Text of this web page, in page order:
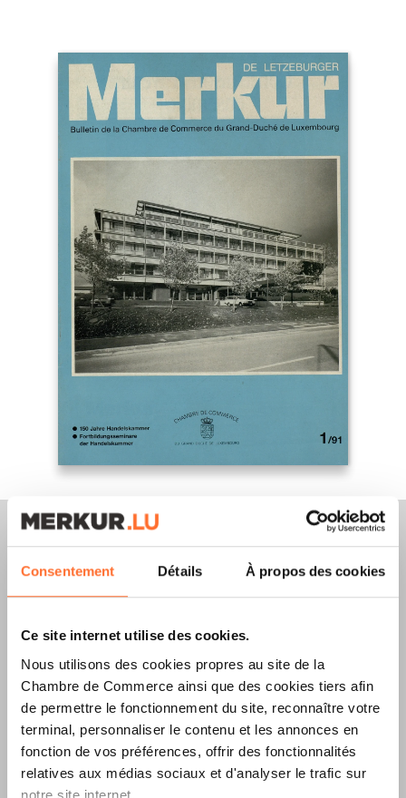
Consentement Détails À propos des cookies
Ce site internet utilise des cookies.
Nous utilisons des cookies propres au site de la
Chambre de Commerce ainsi que des cookies tiers afin
de permettre le fonctionnement du site, reconnaître votre
terminal, personnaliser le contenu et les annonces en
fonction de vos préférences, offrir des fonctionnalités
relatives aux médias sociaux et d'analyser le trafic sur
notre site internet.
Merkur Magazine
L’ÉDITIONÉTÉ
2026EST
DISPONIBLE !